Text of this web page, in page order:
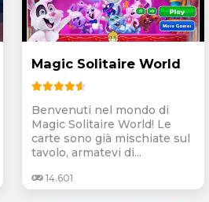
Magic Solitaire World
Benvenuti nel mondo di
Magic Solitaire World! Le
carte sono già mischiate sul
tavolo, armatevi di...
14.601